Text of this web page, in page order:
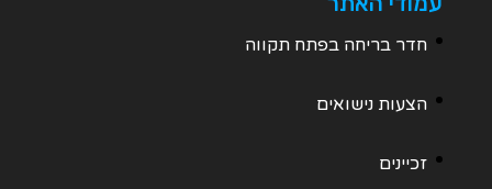
חדר בריחה בפתח תקווה
הצעות נישואים
זכיינים